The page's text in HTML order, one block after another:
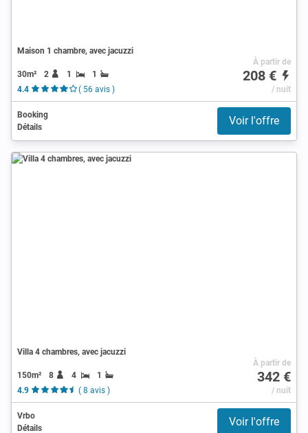
Maison 1 chambre, avec jacuzzi
30m² 2 1
1
4.4
( 56 avis )
À partir de
208 €
/ nuit
Booking
Détails
Voir l'offre
Villa 4 chambres, avec jacuzzi
150m² 8 4
1
4.9
( 8 avis )
À partir de
342 €
/ nuit
Vrbo
Détails
Voir l'offre